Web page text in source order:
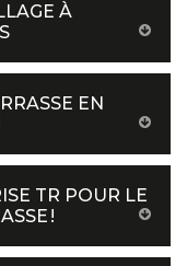
À
EN
TR POUR LE
!